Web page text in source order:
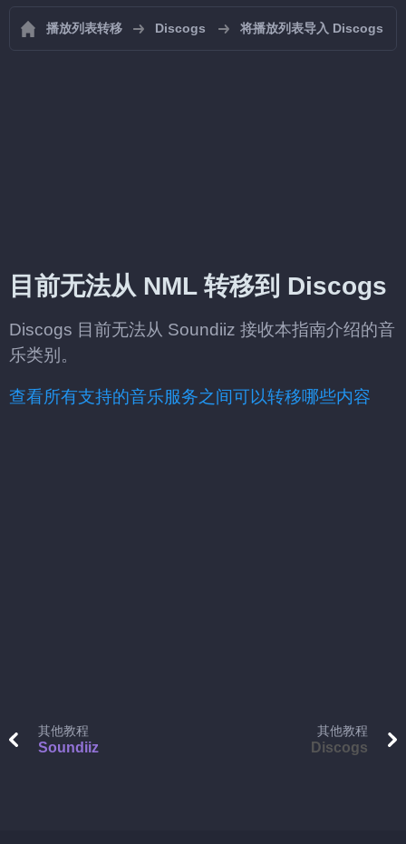
播放列表转移 Discogs 将播放列表导入 Discogs
目前无法从 NML 转移到 Discogs
Discogs 目前无法从 Soundiiz 接收本指南介绍的音
乐类别。
查看所有支持的音乐服务之间可以转移哪些内容
其他教程
Soundiiz
其他教程
Discogs